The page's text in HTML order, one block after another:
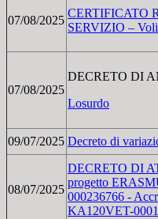
07/08/2025
CERTIFICATO
SERVIZIO –
07/08/2025
DECRETO DI
Losurdo
09/07/2025 Decreto di
08/07/2025
DECRETO DI
progetto
000236766 -
KA120VET-